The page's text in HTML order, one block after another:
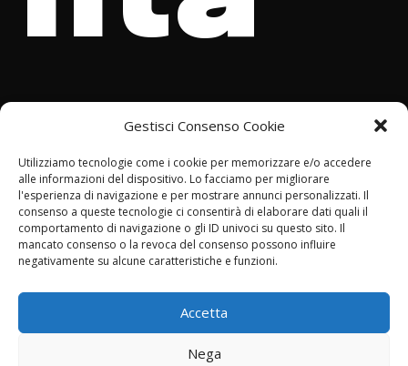
Gestisci Consenso Cookie
Utilizziamo tecnologie come i cookie per memorizzare e/o accedere
alle informazioni del dispositivo. Lo facciamo per migliorare
l'esperienza di navigazione e per mostrare annunci personalizzati. Il
consenso a queste tecnologie ci consentirà di elaborare dati quali il
comportamento di navigazione o gli ID univoci su questo sito. Il
mancato consenso o la revoca del consenso possono influire
negativamente su alcune caratteristiche e funzioni.
Accetta
Nega
men